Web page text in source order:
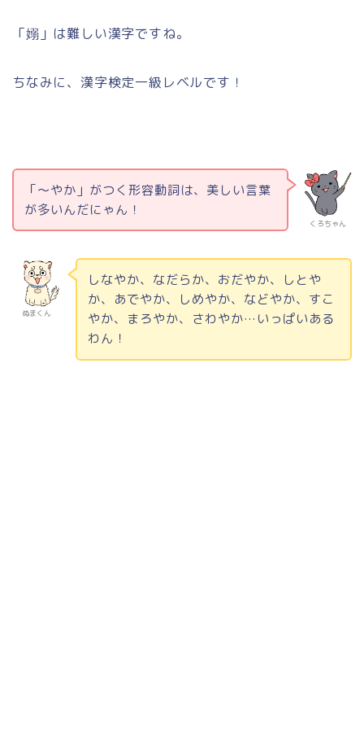
「嫋」は難しい漢字ですね。
ちなみに、漢字検定一級レベルです！
くろちゃん
「～やか」がつく形容動詞は、美しい言葉
が多いんだにゃん！
ぬまくん
しなやか、なだらか、おだやか、しとや
か、あでやか、しめやか、などやか、すこ
やか、まろやか、さわやか…いっぱいある
わん！